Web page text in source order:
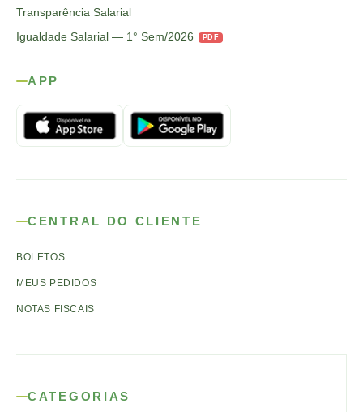
Transparência Salarial
Igualdade Salarial — 1° Sem/2026
PDF
APP
CENTRAL DO CLIENTE
BOLETOS
MEUS PEDIDOS
NOTAS FISCAIS
CATEGORIAS